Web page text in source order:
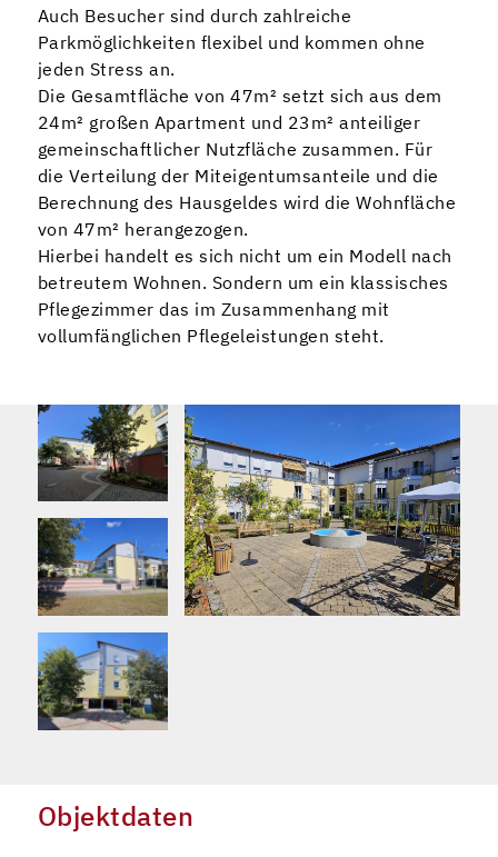
Auch Besucher sind durch zahlreiche
Parkmöglichkeiten flexibel und kommen ohne
jeden Stress an.
Die Gesamtfläche von 47m² setzt sich aus dem
24m² großen Apartment und 23m² anteiliger
gemeinschaftlicher Nutzfläche zusammen. Für
die Verteilung der Miteigentumsanteile und die
Berechnung des Hausgeldes wird die Wohnfläche
von 47m² herangezogen.
Hierbei handelt es sich nicht um ein Modell nach
betreutem Wohnen. Sondern um ein klassisches
Pflegezimmer das im Zusammenhang mit
vollumfänglichen Pflegeleistungen steht.
Objektdaten